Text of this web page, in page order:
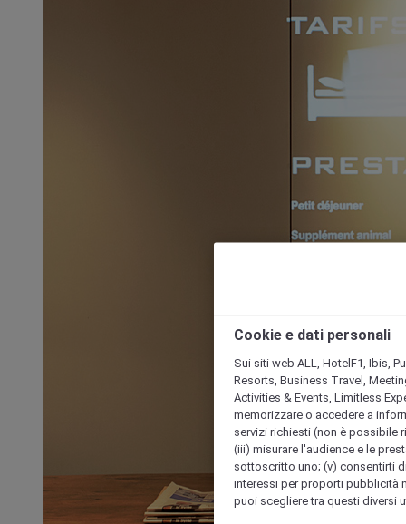
Cookie e dati personali
Sui siti web ALL, HotelF1, Ibis,
Resorts, Business Travel,
Activities & Events, Limitless
memorizzare o accedere a
servizi richiesti (non è possibile
(iii) misurare l'audience e le
sottoscritto uno; (v) consentirti
interessi per proporti pubblicità
puoi scegliere tra questi diversi